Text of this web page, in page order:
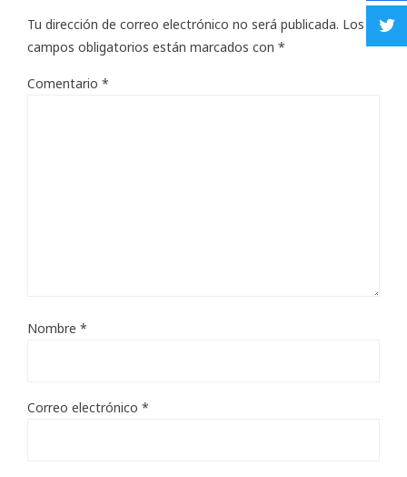
Tu dirección de correo electrónico no será publicada. Los
campos obligatorios están marcados con *
Comentario *
Nombre *
Correo electrónico *